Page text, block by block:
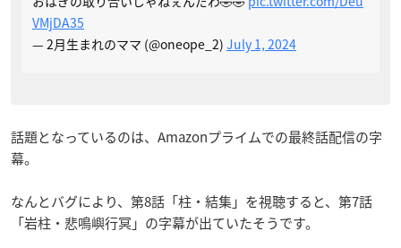
VMjDA35
— 2月生まれのママ (@oneope_2) July 1, 2024
話題となっているのは、Amazonプライムでの最終話配信の字
幕。
なんとバグにより、第8話「柱・結集」を視聴すると、第7話
「岩柱・悲鳴嶼行冥」の字幕が出ていたそうです。